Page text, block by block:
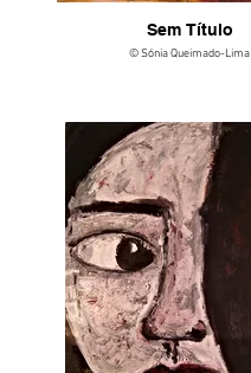
Sem Título
© Sónia Queimado-Lima